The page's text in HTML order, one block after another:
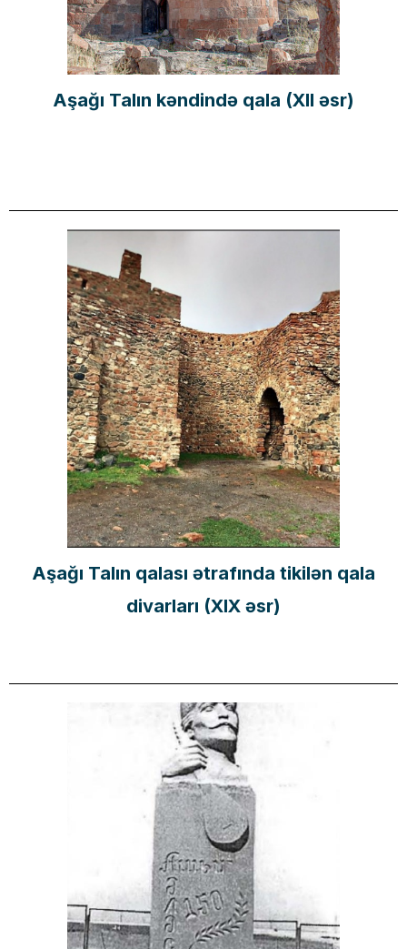
Aşağı Talın kəndində qala (XII əsr)
Aşağı Talın qalası ətrafında tikilən qala
divarları (XIX əsr)